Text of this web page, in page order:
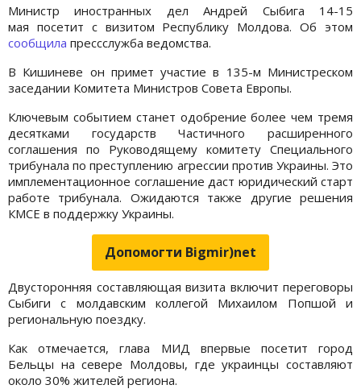
Министр иностранных дел Андрей Сыбига 14-15
мая посетит с визитом Республику Молдова. Об этом
сообщила прессслужба ведомства.
В Кишиневе он примет участие в 135-м Министреском
заседании Комитета Министров Совета Европы.
Ключевым событием станет одобрение более чем тремя
десятками государств Частичного расширенного
соглашения по Руководящему комитету Специального
трибунала по преступлению агрессии против Украины. Это
имплементационное соглашение даст юридический старт
работе трибунала. Ожидаются также другие решения
КМСЕ в поддержку Украины.
Допомогти Bigmir)net
Двусторонняя составляющая визита включит переговоры
Сыбиги с молдавским коллегой Михаилом Попшой и
региональную поездку.
Как отмечается, глава МИД впервые посетит город
Бельцы на севере Молдовы, где украинцы составляют
около 30% жителей региона.